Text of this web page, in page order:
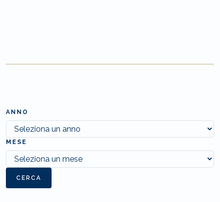
ANNO
MESE
CERCA